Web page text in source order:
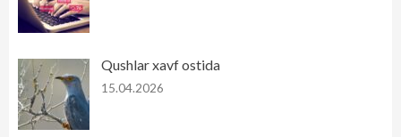
Qushlar xavf ostida
15.04.2026